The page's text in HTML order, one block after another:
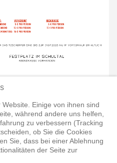
hat begonnen!
Nächster
Weiter
Einige von ihnen sind
während andere uns helfen,
zu verbessern (Tracking
ob Sie die Cookies
Sie, dass bei einer Ablehnung
der Seite zur